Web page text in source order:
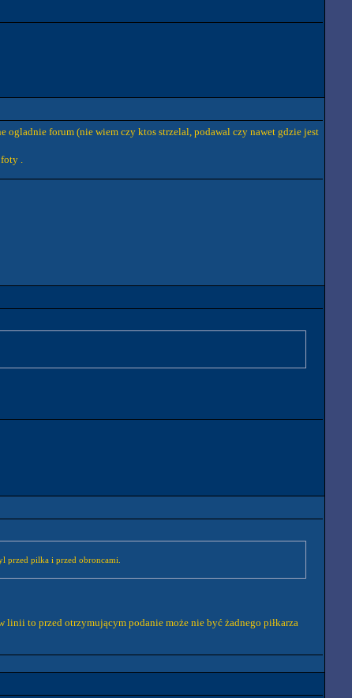
forum (nie wiem czy ktos strzelal, podawal czy nawet gdzie jest
foty .
przed pilka i przed obroncami.
to przed otrzymującym podanie może nie być żadnego piłkarza